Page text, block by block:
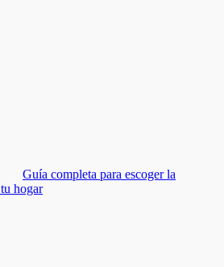
Guía completa para escoger la
hogar